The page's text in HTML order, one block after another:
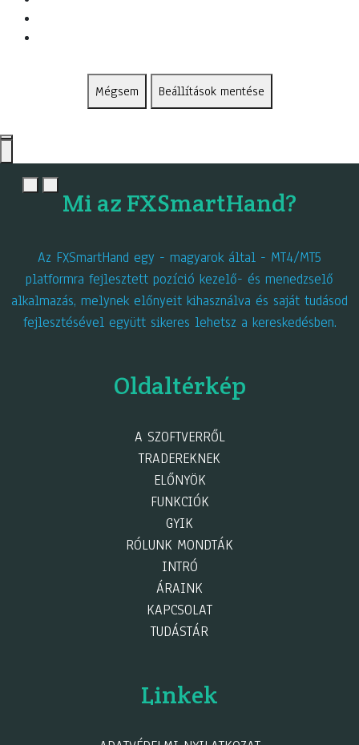
Mégsem Beállítások mentése
Mi az FXSmartHand?
Az FXSmartHand egy - magyarok által - MT4/MT5
platformra fejlesztett pozíció kezelő- és menedzselő
alkalmazás, melynek előnyeit kihasználva és saját tudásod
fejlesztésével együtt sikeres lehetsz a kereskedésben.
Oldaltérkép
A SZOFTVERRŐL
TRADEREKNEK
ELŐNYÖK
FUNKCIÓK
GYIK
RÓLUNK MONDTÁK
INTRÓ
ÁRAINK
KAPCSOLAT
TUDÁSTÁR
Linkek